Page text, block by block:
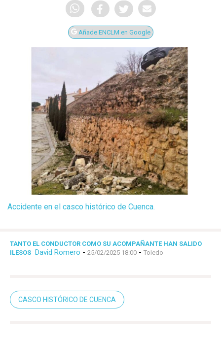
Añade ENCLM en Google
Accidente en el casco histórico de Cuenca.
TANTO EL CONDUCTOR COMO SU ACOMPAÑANTE HAN SALIDO
ILESOS David Romero - 25/02/2025 18:00 - Toledo
CASCO HISTÓRICO DE CUENCA